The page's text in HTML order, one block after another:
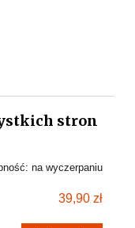
stron
na wyczerpaniu
39,90 zł